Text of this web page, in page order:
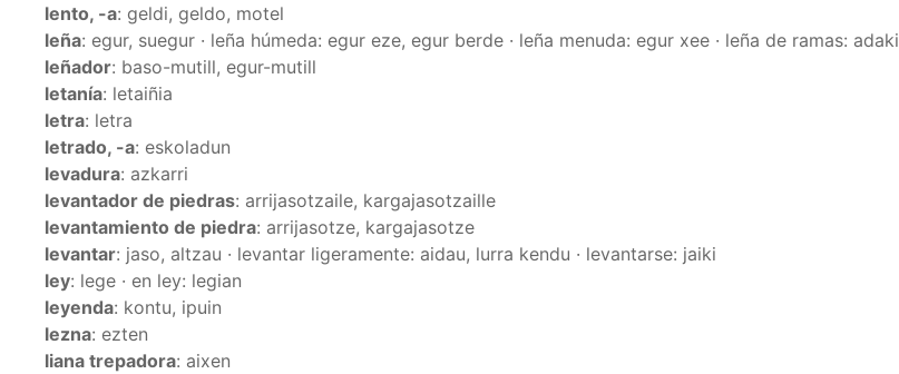
lento, -a: geldi, geldo, motel
leña: egur, suegur · leña húmeda: egur eze, egur berde · leña menuda: egur xee · leña de ramas: adaki
leñador: baso-mutill, egur-mutill
letanía: letaiñia
letra: letra
letrado, -a: eskoladun
levadura: azkarri
levantador de piedras: arrijasotzaile, kargajasotzaille
levantamiento de piedra: arrijasotze, kargajasotze
levantar: jaso, altzau · levantar ligeramente: aidau, lurra kendu · levantarse: jaiki
ley: lege · en ley: legian
leyenda: kontu, ipuin
lezna: ezten
liana trepadora: aixen